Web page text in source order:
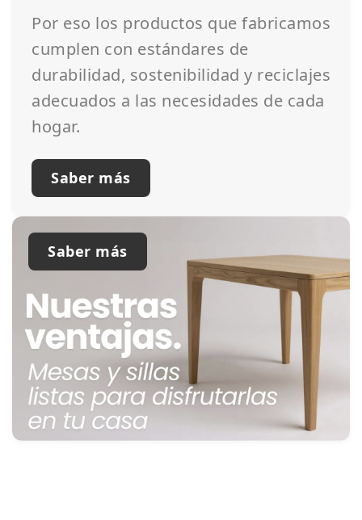
Por eso los productos que fabricamos
cumplen con estándares de
durabilidad, sostenibilidad y reciclajes
adecuados a las necesidades de cada
hogar.
Saber más
Saber más